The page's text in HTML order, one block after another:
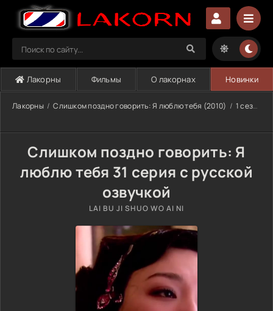
Лакорны Фильмы О лакорнах Новинки
Лакорны Слишком поздно говорить: Я люблю тебя (2010) 1 сезон
Слишком поздно говорить: Я
люблю тебя 31 серия с русской
озвучкой
LAI BU JI SHUO WO AI NI